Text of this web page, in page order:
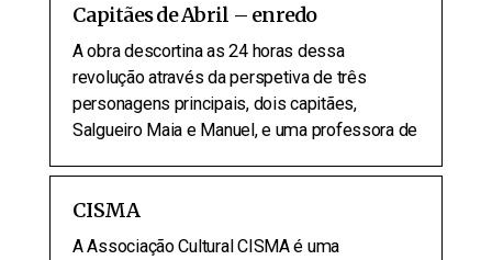
Capitães de Abril – enredo
A obra descortina as 24 horas dessa
revolução através da perspetiva de três
personagens principais, dois capitães,
Salgueiro Maia e Manuel, e uma professora de
CISMA
A Associação Cultural CISMA é uma